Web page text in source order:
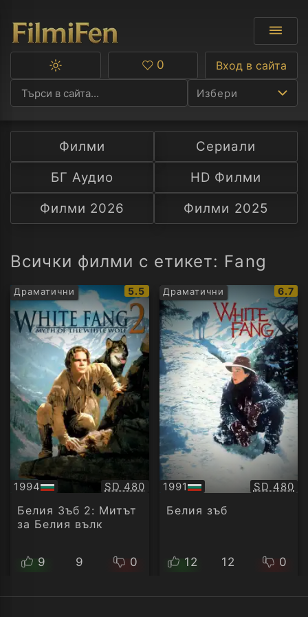
Избери
Ф
С
А
Превключване
тъмна
тема
Любими
0 Вход в сайта
Филми
Сериали
БГ Аудио
HD Филми
Филми 2026
Филми 2025
Всички филми с етикет: Fang
Драматични
IMDb
рейтинг:
5.5
1994
БГ
аудио
Качество:
SD 480
Белия Зъб 2: Митът
за Белия вълк
9 9 0
Драматични
IMDb
6.7
1991
БГ
аудио
SD 480
Белия зъб
12 12 0